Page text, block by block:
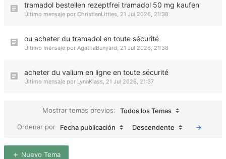
tramadol bestellen rezeptfrei tramadol 50 mg kaufen
Último mensaje por ChristianLittles, 21 Jul 2026, 21:38
ou acheter du tramadol en toute sécurité
Último mensaje por AgathaBunyard, 21 Jul 2026, 21:38
acheter du valium en ligne en toute sécurité
Último mensaje por LynnKlass, 21 Jul 2026, 21:37
Mostrar temas previos:
Todos los Temas
Ordenar por
Fecha publicación Descendente
Nuevo Tema